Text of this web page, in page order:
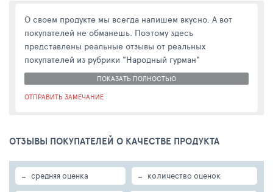
О своем продукте мы всегда напишем вкусно. А вот
покупателей не обманешь. Поэтому здесь
представлены реальные отзывы от реальных
покупателей из рубрики "Народный гурман"
ПОКАЗАТЬ ПОЛНОСТЬЮ
ОТПРАВИТЬ ЗАМЕЧАНИЕ
ОТЗЫВЫ ПОКУПАТЕЛЕЙ О КАЧЕСТВЕ ПРОДУКТА
- средняя оценка - количество оценок